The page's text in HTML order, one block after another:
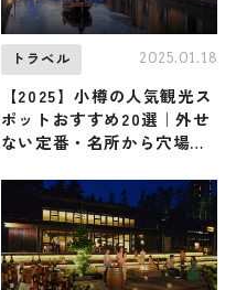
トラベル 2025.01.18
【2025】小樽の人気観光ス
ポットおすすめ20選｜外せ
ない定番・名所から穴場ま
紹介